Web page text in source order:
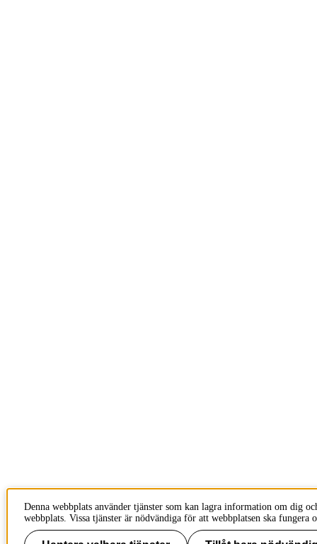
Denna webbplats använder tjänster som kan lagra information om dig
webbplats. Vissa tjänster är nödvändiga för att webbplatsen ska fungera